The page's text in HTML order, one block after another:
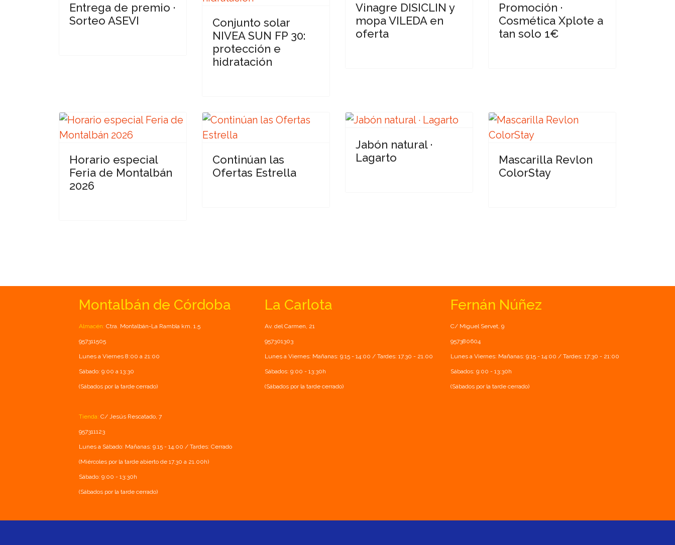
Entrega de premio ·
Sorteo ASEVI
Conjunto solar
NIVEA SUN FP 30:
protección e
hidratación
Vinagre DISICLIN y
mopa VILEDA en
oferta
Promoción ·
Cosmética Xplote a
tan solo 1€
Horario especial
Feria de Montalbán
2026
Continúan las
Ofertas Estrella
Jabón natural ·
Lagarto
Mascarilla Revlon
ColorStay
Montalbán de Córdoba
Almacén: Ctra. Montalbán-La Rambla km. 1.5
957311505
Lunes a Viernes 8:00 a 21:00
Sábado: 9:00 a 13:30
(Sábados por la tarde cerrado)
Tienda: C/ Jesús Rescatado, 7
957311123
Lunes a Sábado: Mañanas: 9.15 - 14.00 / Tardes: Cerrado
(Miércoles por la tarde abierto de 17.30 a 21.00h)
Sábado: 9:00 - 13:30h
(Sábados por la tarde cerrado)
La Carlota
Av. del Carmen, 21
957301303
Lunes a Viernes: Mañanas: 9:15 - 14:00 / Tardes: 17.30 - 21.00
Sábados: 9:00 - 13:30h
(Sábados por la tarde cerrado)
Fernán Núñez
C/ Miguel Servet, 9
957380604
Lunes a Viernes: Mañanas: 9:15 - 14:00 / Tardes: 17:30 - 21:00
Sábados: 9:00 - 13:30h
(Sábados por la tarde cerrado)